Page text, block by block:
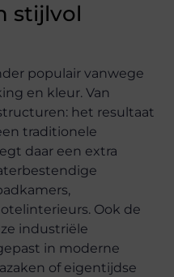
stijlvol
populair vanwege
en kleur. Van
het resultaat
traditionele
daar een extra
Ook de
industriële
in moderne
of eigentijdse